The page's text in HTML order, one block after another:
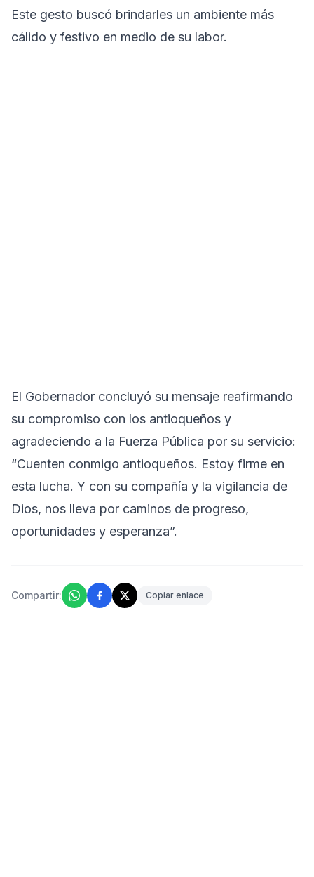
Este gesto buscó brindarles un ambiente más
cálido y festivo en medio de su labor.
El Gobernador concluyó su mensaje reafirmando
su compromiso con los antioqueños y
agradeciendo a la Fuerza Pública por su servicio:
“Cuenten conmigo antioqueños. Estoy firme en
esta lucha. Y con su compañía y la vigilancia de
Dios, nos lleva por caminos de progreso,
oportunidades y esperanza”.
Compartir: Copiar enlace